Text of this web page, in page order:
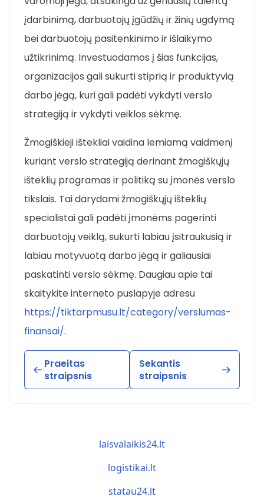
įdarbinimą, darbuotojų įgūdžių ir žinių ugdymą
bei darbuotojų pasitenkinimo ir išlaikymo
užtikrinimą. Investuodamos į šias funkcijas,
organizacijos gali sukurti stiprią ir produktyvią
darbo jėgą, kuri gali padėti vykdyti verslo
strategiją ir vykdyti veiklos sėkmę.
Žmogiškieji ištekliai vaidina lemiamą vaidmenį
kuriant verslo strategiją derinant žmogiškųjų
išteklių programas ir politiką su įmonės verslo
tikslais. Tai darydami žmogiškųjų išteklių
specialistai gali padėti įmonėms pagerinti
darbuotojų veiklą, sukurti labiau įsitraukusią ir
labiau motyvuotą darbo jėgą ir galiausiai
paskatinti verslo sėkmę. Daugiau apie tai
skaitykite interneto puslapyje adresu
https://tiktarpmusu.lt/category/verslumas-
finansai/.
Praeitas
straipsnis
Sekantis
straipsnis
laisvalaikis24.lt
logistikai.lt
statau24.lt